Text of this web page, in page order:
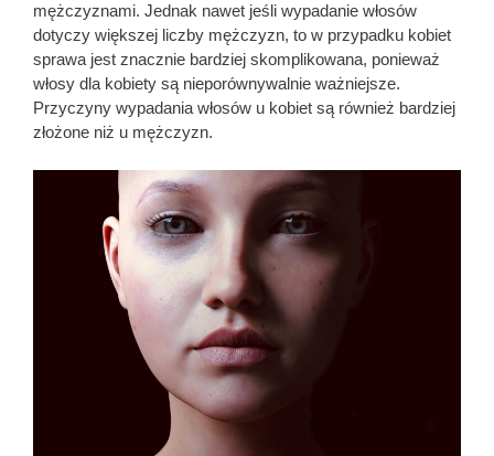
mężczyznami. Jednak nawet jeśli wypadanie włosów
dotyczy większej liczby mężczyzn, to w przypadku kobiet
sprawa jest znacznie bardziej skomplikowana, ponieważ
włosy dla kobiety są nieporównywalnie ważniejsze.
Przyczyny wypadania włosów u kobiet są również bardziej
złożone niż u mężczyzn.